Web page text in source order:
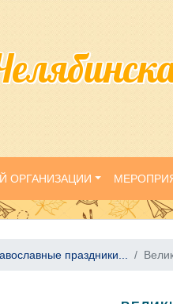
ОРГАНИЗАЦИИ
праздники...